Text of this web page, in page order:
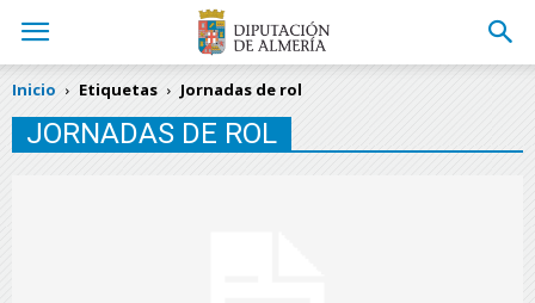
Inicio Etiquetas Jornadas de rol
JORNADAS DE ROL